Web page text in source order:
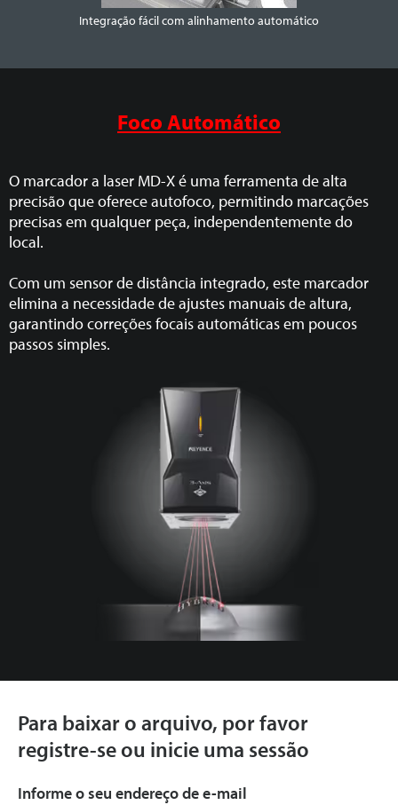
Integração fácil com alinhamento automático
Foco Automático
O marcador a laser MD-X é uma ferramenta de alta
precisão que oferece autofoco, permitindo marcações
precisas em qualquer peça, independentemente do
local.
Com um sensor de distância integrado, este marcador
elimina a necessidade de ajustes manuais de altura,
garantindo correções focais automáticas em poucos
passos simples.
Para baixar o arquivo, por favor
registre-se ou inicie uma sessão
Informe o seu endereço de e-mail